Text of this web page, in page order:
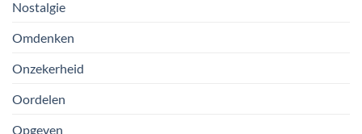
Nostalgie
Omdenken
Onzekerheid
Oordelen
Opgeven